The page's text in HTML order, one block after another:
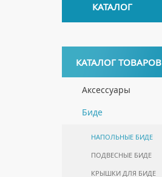
КАТАЛОГ ТОВАРОВ
Аксессуары
ДЕРЖАТЕЛИ
Биде
НАПОЛЬНЫЕ БИДЕ
ПОДВЕСНЫЕ БИДЕ
КРЫШКИ ДЛЯ БИДЕ
КАТАЛОГ